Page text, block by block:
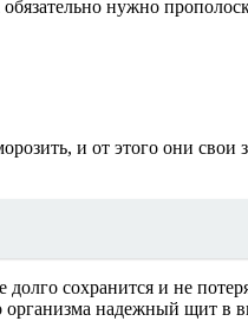
нужно
и от этого они
сохранится и не
организма надежный щит